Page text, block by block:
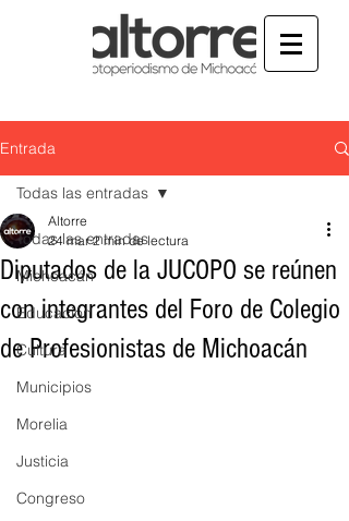
Entrada
Todas las entradas
Michoacán
Educación
Cultura
Municipios
Morelia
Justicia
Congreso
Todas las entradas
Diputados de la JUCOPO se reúnen
con integrantes del Foro de Colegio
de Profesionistas de Michoacán
Altorre
24 mar 2 min de lectura